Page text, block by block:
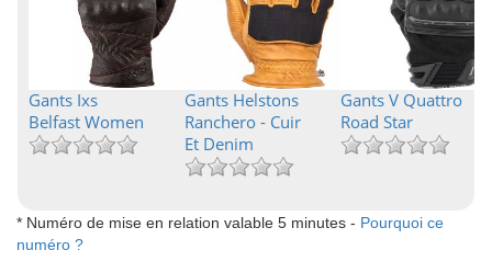
Gants Ixs
Belfast Women
Gants Helstons
Ranchero - Cuir
Et Denim
Gants V Quattro
Road Star
* Numéro de mise en relation valable 5 minutes - Pourquoi ce
numéro ?